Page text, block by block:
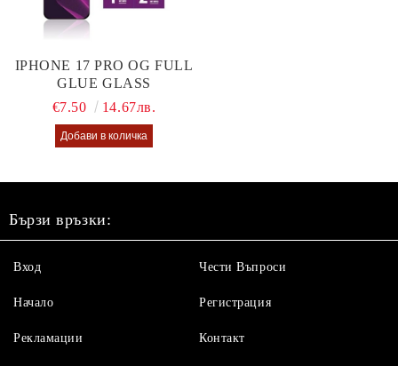
IPHONE 17 PRO OG FULL
GLUE GLASS
€7.50
14.67лв.
Бързи връзки:
Вход
Начало
Рекламации
Чести Въпроси
Регистрация
Контакт